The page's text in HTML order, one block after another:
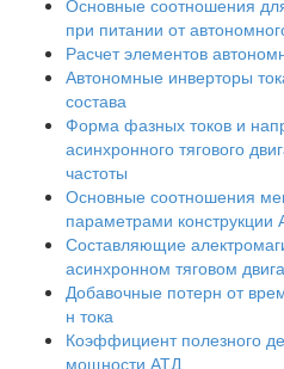
Основные соотношения
при питании от
Расчет элементов
Автономные инверторы
состава
Форма фазных токов и
асинхронного тягового
частоты
Основные соотношения
параметрами конструкции
Составляющие
асинхронном тяговом
Добавочные потерн от
н тока
Коэффициент полезного
мощности АТД